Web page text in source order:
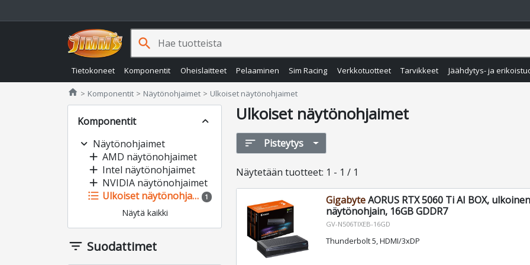
Tietokoneet Komponentit Oheislaitteet Pelaaminen Sim Racing Verkkotuotteet Tarvikkeet Jäähdytys- ja
search
home Jimms.fi
Komponentit Näytönohjaimet Ulkoiset näytönohjaimet
Komponentit
expand_less
expand_more Näytönohjaimet
add AMD näytönohjaimet
add Intel näytönohjaimet
add NVIDIA näytönohjaimet
format_list_bulleted Ulkoiset näytönohjaimet 1
Näytä kaikki
filter_list Suodattimet
Ulkoiset näytönohjaimet
sort Pisteytys
Näytetään tuotteet: 1 - 1 / 1
GigabyteAORUS RTX 5060 Ti AI BOX, ulkoinen
näytönohjain, 16GB GDDR7
GV-N506TIXEB-16GD
Thunderbolt 5, HDMI/3xDP